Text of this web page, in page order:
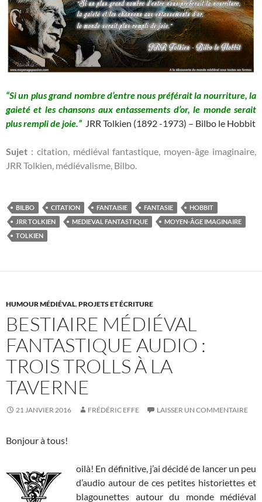
“Si un plus grand nombre d’entre nous préférait la nourriture, la
gaieté et les chansons aux entassements d’or, le monde serait
plus rempli de joie.” JRR Tolkien (1892 -1973) – Bilbo le Hobbit
Sujet : citation, médiéval fantastique, moyen-âge imaginaire,
JRR Tolkien, médiévalisme, Bilbo.
BILBO CITATION FANTAISIE FANTASIE
HOBBIT
JRR TOLKIEN
MEDIEVAL FANTASTIQUE
MOYEN-ÂGE IMAGINAIRE
TOLKIEN
HUMOUR MÉDIÉVAL,PROJETS ET ÉCRITURE
BESTIAIRE MÉDIÉVAL
FANTASTIQUE AUDIO :
TROIS TROLLS À LA
TAVERNE
21 JANVIER 2016 FRÉDÉRIC EFFE LAISSER UN COMMENTAIRE
Bonjour à tous!
oilà! En définitive, j’ai décidé de lancer un peu
d’audio autour de ces petites historiettes et
blagounettes autour du monde médiéval